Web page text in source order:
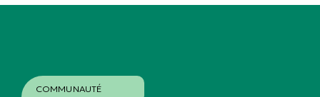
COMMUNAUTÉ